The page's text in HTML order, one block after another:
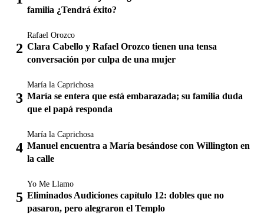
familia ¿Tendrá éxito?
Rafael Orozco
Clara Cabello y Rafael Orozco tienen una tensa
conversación por culpa de una mujer
María la Caprichosa
María se entera que está embarazada; su familia duda
que el papá responda
María la Caprichosa
Manuel encuentra a María besándose con Willington en
la calle
Yo Me Llamo
Eliminados Audiciones capítulo 12: dobles que no
pasaron, pero alegraron el Templo